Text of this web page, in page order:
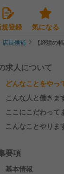
登録 気になる
店長候補 【経験の
求人について
どんなことをやっ
こんな人と働きま
ここにこだわって
こんなことやりま
要項
基本情報